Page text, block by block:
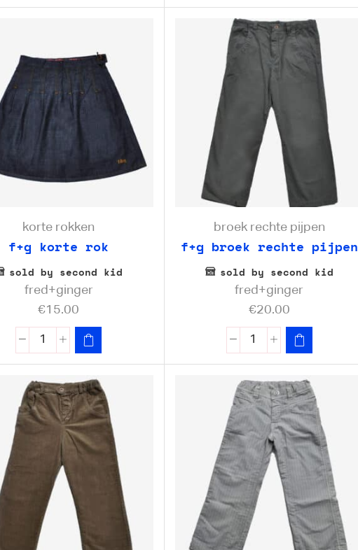
korte rokken
f+g korte rok
sold by second kid
fred+ginger
€15.00
broek rechte pijpen
f+g broek rechte pijpen
sold by second kid
fred+ginger
€20.00